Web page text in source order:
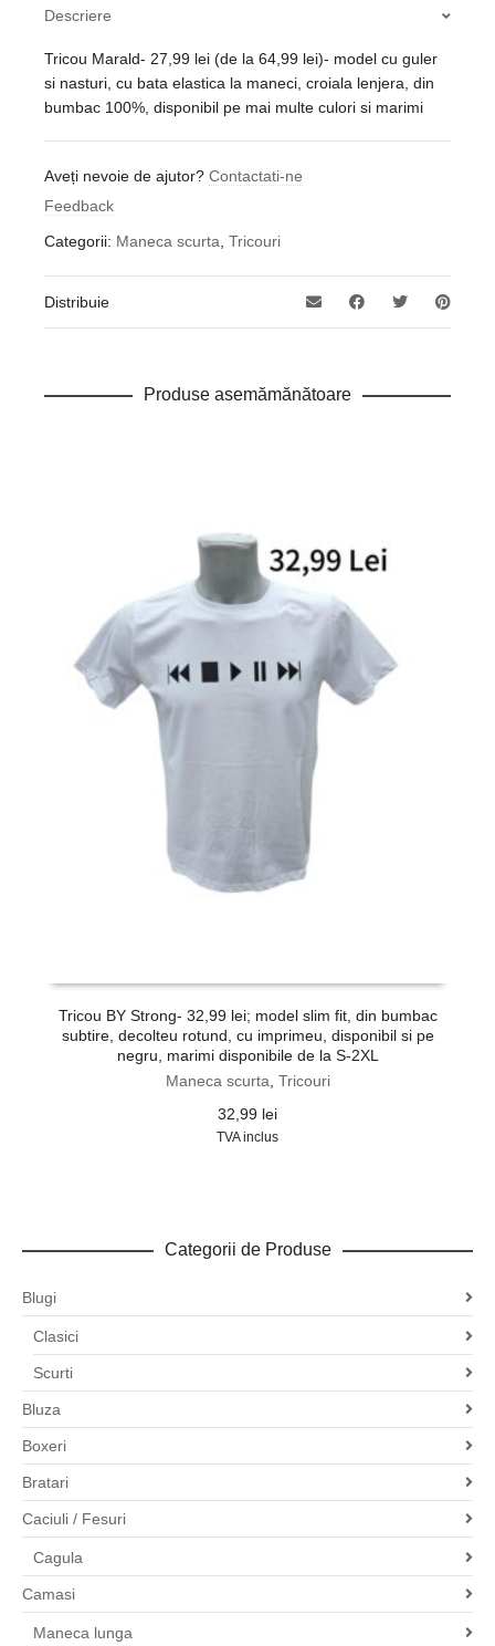
Descriere
Tricou Marald- 27,99 lei (de la 64,99 lei)- model cu guler
si nasturi, cu bata elastica la maneci, croiala lenjera, din
bumbac 100%, disponibil pe mai multe culori si marimi
Aveți nevoie de ajutor? Contactati-ne
Feedback
Categorii: Maneca scurta Tricouri
Distribuie
Produse asemămănătoare
Tricou BY Strong- 32,99 lei; model slim fit, din bumbac
subtire, decolteu rotund, cu imprimeu, disponibil si pe
negru, marimi disponibile de la S-2XL
Maneca scurta, Tricouri
32,99 lei
TVA inclus
Categorii de Produse
Blugi
Clasici
Scurti
Bluza
Boxeri
Bratari
Caciuli / Fesuri
Cagula
Camasi
Maneca lunga